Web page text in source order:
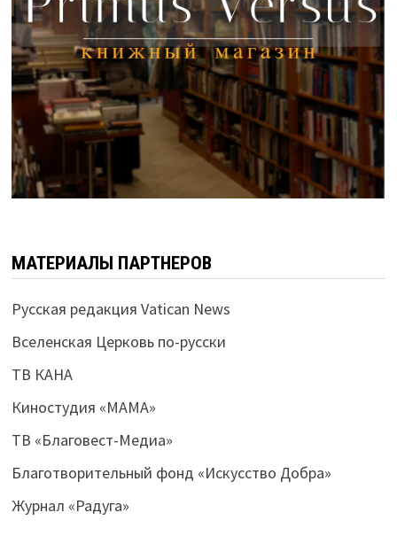
МАТЕРИАЛЫ ПАРТНЕРОВ
Русская редакция Vatican News
Вселенская Церковь по-русски
ТВ КАНА
Киностудия «МАМА»
ТВ «Благовест-Медиа»
Благотворительный фонд «Искусство Добра»
Журнал «Радуга»